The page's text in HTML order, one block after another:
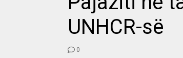
UNHCR-së
0